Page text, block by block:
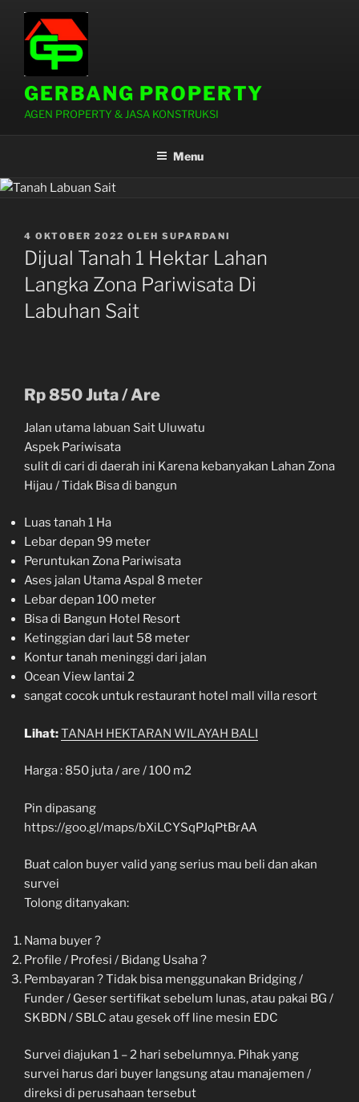
Lompat
konten
GERBANG PROPERTY
AGEN PROPERTY & JASA KONSTRUKSI
Menu
DIPOSKAN
PADA
4 OKTOBER 2022 OLEH SUPARDANI
Dijual Tanah 1 Hektar Lahan
Langka Zona Pariwisata Di
Labuhan Sait
Rp 850 Juta / Are
Jalan utama labuan Sait Uluwatu
Aspek Pariwisata
sulit di cari di daerah ini Karena kebanyakan Lahan Zona
Hijau / Tidak Bisa di bangun
Luas tanah 1 Ha
Lebar depan 99 meter
Peruntukan Zona Pariwisata
Ases jalan Utama Aspal 8 meter
Lebar depan 100 meter
Bisa di Bangun Hotel Resort
Ketinggian dari laut 58 meter
Kontur tanah meninggi dari jalan
Ocean View lantai 2
sangat cocok untuk restaurant hotel mall villa resort
Lihat:TANAH HEKTARAN WILAYAH BALI
Harga : 850 juta / are / 100 m2
Pin dipasang
https://goo.gl/maps/bXiLCYSqPJqPtBrAA
Buat calon buyer valid yang serius mau beli dan akan
survei
Tolong ditanyakan:
Nama buyer ?
Profile / Profesi / Bidang Usaha ?
Pembayaran ? Tidak bisa menggunakan Bridging /
Funder / Geser sertifikat sebelum lunas, atau pakai BG /
SKBDN / SBLC atau gesek off line mesin EDC
Survei diajukan 1 – 2 hari sebelumnya. Pihak yang
survei harus dari buyer langsung atau manajemen /
direksi di perusahaan tersebut